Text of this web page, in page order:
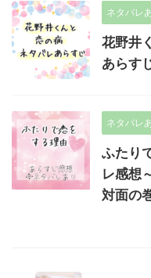
ネタバレ
花野井
あらす
ネタバレ
ふたり
レ感想
対面の